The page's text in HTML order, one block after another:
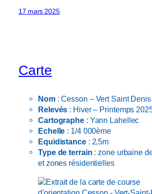
17 mars 2025
Carte
Nom : Cesson – Vert Saint Denis
Relevés : Hiver – Printemps
Cartographe : Yann Lahellec
Echelle : 1/4 000ème
Equidistance : 2,5m
Type de terrain : zone urbaine
et zones résidentielles